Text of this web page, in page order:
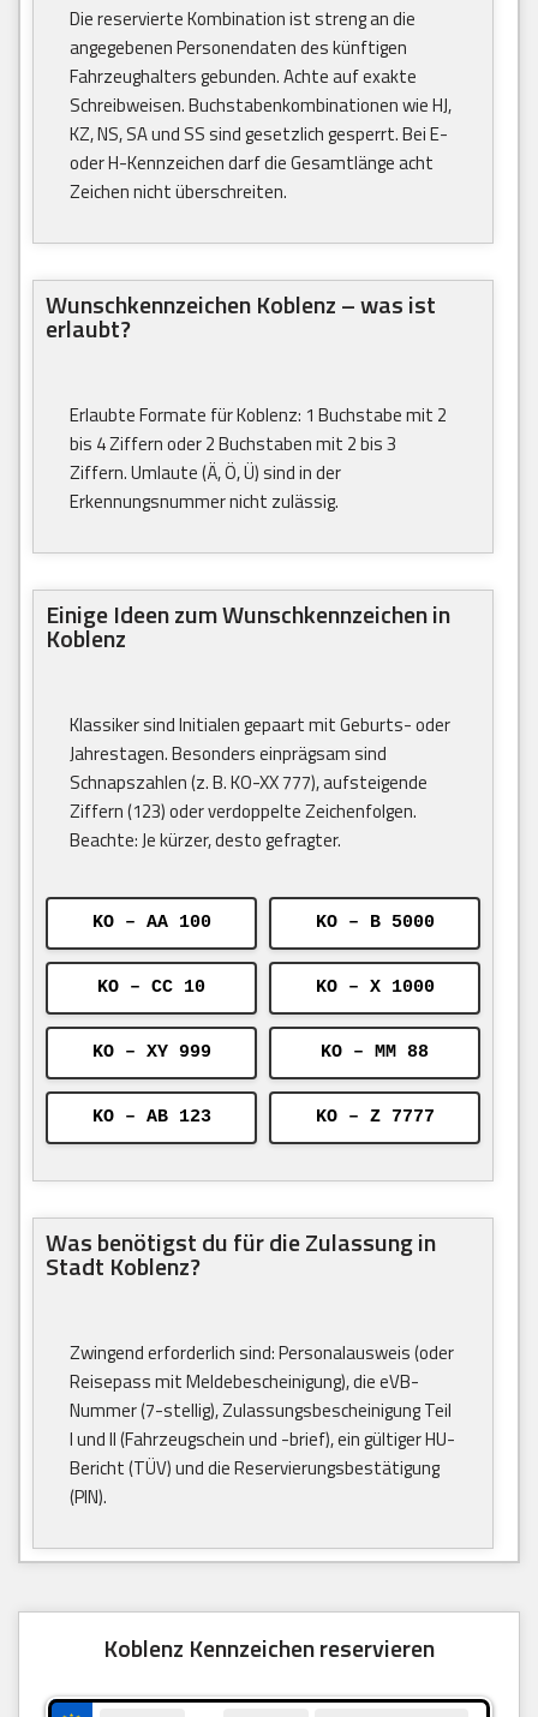
Die reservierte Kombination ist streng an die
angegebenen Personendaten des künftigen
Fahrzeughalters gebunden. Achte auf exakte
Schreibweisen. Buchstabenkombinationen wie HJ,
KZ, NS, SA und SS sind gesetzlich gesperrt. Bei E-
oder H-Kennzeichen darf die Gesamtlänge acht
Zeichen nicht überschreiten.
Wunschkennzeichen Koblenz – was ist
erlaubt?
Erlaubte Formate für Koblenz: 1 Buchstabe mit 2
bis 4 Ziffern oder 2 Buchstaben mit 2 bis 3
Ziffern. Umlaute (Ä, Ö, Ü) sind in der
Erkennungsnummer nicht zulässig.
Einige Ideen zum Wunschkennzeichen in
Koblenz
Klassiker sind Initialen gepaart mit Geburts- oder
Jahrestagen. Besonders einprägsam sind
Schnapszahlen (z. B. KO-XX 777), aufsteigende
Ziffern (123) oder verdoppelte Zeichenfolgen.
Beachte: Je kürzer, desto gefragter.
KO – AA 100 KO – B 5000
KO – CC 10 KO – X 1000
KO – XY 999 KO – MM 88
KO – AB 123 KO – Z 7777
Was benötigst du für die Zulassung in
Stadt Koblenz?
Zwingend erforderlich sind: Personalausweis (oder
Reisepass mit Meldebescheinigung), die eVB-
Nummer (7-stellig), Zulassungsbescheinigung Teil
I und II (Fahrzeugschein und -brief), ein gültiger HU-
Bericht (TÜV) und die Reservierungsbestätigung
(PIN).
Koblenz Kennzeichen reservieren